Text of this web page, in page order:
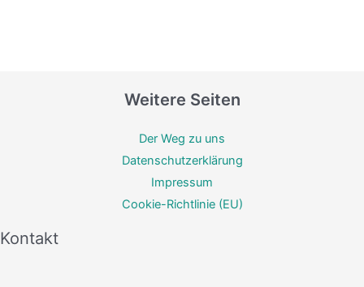
Weitere Seiten
Der Weg zu uns
Datenschutzerklärung
Impressum
Cookie-Richtlinie (EU)
Kontakt